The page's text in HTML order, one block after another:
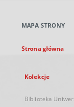
karcie
MAPA STRONY
Strona główna
Kolekcje
Biblioteka